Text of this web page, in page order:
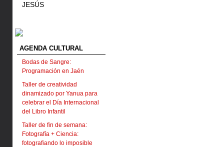
JESÚS
AGENDA CULTURAL
Bodas de Sangre:
Programación en Jaén
Taller de creatividad
dinamizado por Yanua para
celebrar el Día Internacional
del Libro Infantil
Taller de fin de semana:
Fotografía + Ciencia:
fotografiando lo imposible